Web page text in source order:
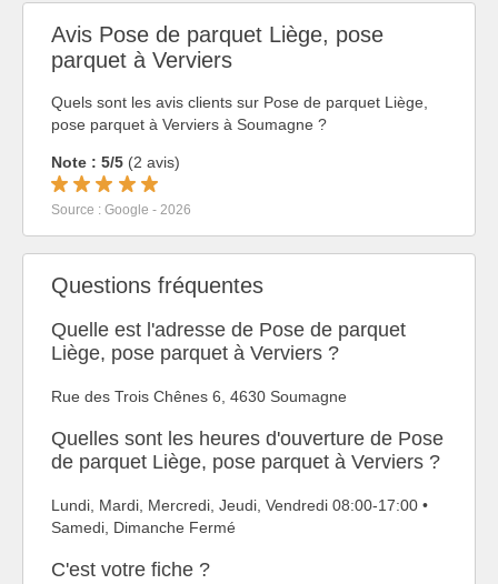
Avis Pose de parquet Liège, pose
parquet à Verviers
Quels sont les avis clients sur Pose de parquet Liège,
pose parquet à Verviers à Soumagne ?
Note : 5/5 (2 avis)
Source : Google - 2026
Questions fréquentes
Quelle est l'adresse de Pose de parquet
Liège, pose parquet à Verviers ?
Rue des Trois Chênes 6, 4630 Soumagne
Quelles sont les heures d'ouverture de Pose
de parquet Liège, pose parquet à Verviers ?
Lundi, Mardi, Mercredi, Jeudi, Vendredi 08:00-17:00 •
Samedi, Dimanche Fermé
C'est votre fiche ?